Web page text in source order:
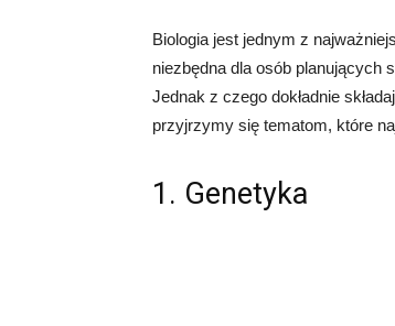
Biologia jest jednym z
niezbędna dla osób planujących
Jednak z czego dokładnie
przyjrzymy się tematom, które
1. Genetyka